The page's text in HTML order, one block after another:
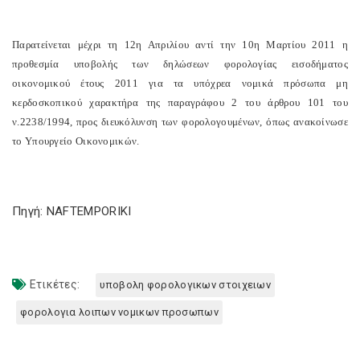
Παρατείνεται μέχρι τη 12η Απριλίου αντί την 10η Μαρτίου 2011 η
προθεσμία υποβολής των δηλώσεων φορολογίας εισοδήματος
οικονομικού έτους 2011 για τα υπόχρεα νομικά πρόσωπα μη
κερδοσκοπικού χαρακτήρα της παραγράφου 2 του άρθρου 101 του
ν.2238/1994, προς διευκόλυνση των φορολογουμένων, όπως ανακοίνωσε
το Υπουργείο Οικονομικών.
Πηγή: NAFTEMPORIKI
Ετικέτες: υποβολη φορολογικων στοιχειων
φορολογια λοιπων νομικων προσωπων